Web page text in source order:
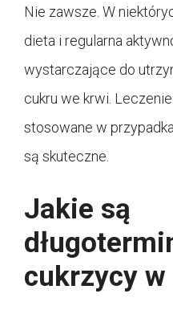
Nie zawsze. W
dieta i regularna
wystarczające do
cukru we krwi.
stosowane w
są skuteczne.
Jakie są
cukrzycy w